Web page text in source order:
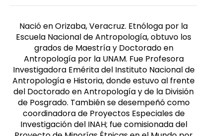
Femenino
Nació en Orizaba, Veracruz. Etnóloga por la
Escuela Nacional de Antropología, obtuvo los
grados de Maestría y Doctorado en
Antropología por la UNAM. Fue Profesora
Investigadora Emérita del Instituto Nacional de
Antropología e Historia, donde estuvo al frente
del Doctorado en Antropología y de la División
de Posgrado. También se desempeñó como
coordinadora de Proyectos Especiales de
Investigación del INAH; fue comisionada del